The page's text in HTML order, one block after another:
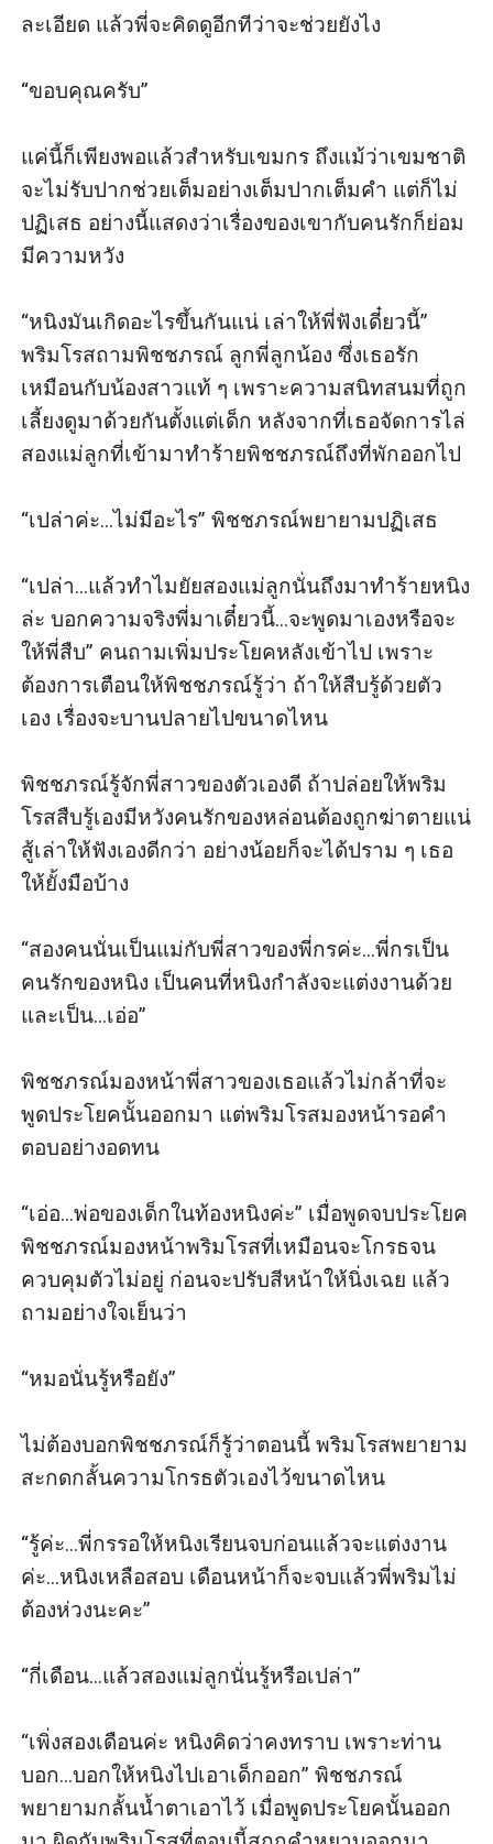
“โอเค...ถึงเวลาที่นังนี่มันต้องชดใช้แล้ว อยากรู้นักว่าเจ้ากร
หน้านังพริมเวลาที่น้องสาวสุดที่กลายเป็นดาราหนังโป๊”
วัชท้วง แม้ว่าเขาจะไม่ใช่คนดีแต่วิธีการที่วิลาสินีจะใช้จัด
การกับพิชชภรณ์นั้น ค่อนข้างรุนแรงไม่น้อย
“มันยังน้อยไปด้วยซํ้า กับสิ่งที่ฉันต้องเสียไป” วิลาสินีพูดด้วย
ความเจ็บใจ และหันไปต่อว่านิวัชอย่างเหลืออด
เอาตอนนี้...นายน่าจะขอบใจฉันถึงจะถูกสิ ที่อุตส่าห์ช่วยให้
มีหนังเรื่องใหม่ออกสู่ตลาดเพิ่มขึ้น...เรื่องแบบนี้นายทําประ
จําอยู่แล้วนี่ นังนี่มันลีลาดีอยู่แล้ว ไม่อย่างงั้นน้องชายฉันคง
ไม่หลงมันหัวปักหัวปำอย่างนี้หรอก”
“นั่นน่ะสิ ่ ...สวย ๆ อวบ ๆ อย่างนี้รับรองขายดี อ้อ...ฉันขอ
คิดของเพื่อนพร้อมกับเสนอตัวเข้าช่วย
รับผิดชอบเองแล้วกัน” นิวัชพูดขึ้น ก่อนจะหันไปสั่งลูกน้อง
ทั้งสามที่ตามเข้ามาให้ไปประจําที่
พิชชภรณ์มองหน้าทุกคนด้วยความสงสัยว่ากําลังพูดถึงเรื่อง
อะไรอยู่ แต่คงไม่ใช่เรื่องดีนักหล่อนรู้สึกกลัวขึ้นมาจับใจ
และดวงตายิงเบิกกว้าง ขึ้นเมื่อชายฉกรรจ์หน้าตาหน้ากลัว
“ปล่อย...จะทําอะไรฉัน” พิชชภรณ์ถามขึ้นมาด้วยความ
หวาดกลัว
ละเอียด แล้วพี่จะคิดดูอีกทีว่าจะช่วยยังไง
“ขอบคุณครับ”
แค่นี้ก็เพียงพอแล้วสําหรับเขมกร ถึงแม้ว่าเขมชาติ
จะไม่รับปากช่วยเต็มอย่างเต็มปากเต็มคํา แต่ก็ไม่
ปฏิเสธ อย่างนี้แสดงว่าเรื่องของเขากับคนรักก็ย่อม
มีความหวัง
“หนิงมันเกิดอะไรขึ้นกันแน่ เล่าให้พี่ฟังเดี๋ยวนี้”
พริมโรสถามพิชชภรณ์ ลูกพี่ลูกน้อง ซึ่งเธอรัก
เหมือนกับน้องสาวแท้ ๆ เพราะความสนิทสนมที่ถูก
เลี้ยงดูมาด้วยกันตั้งแต่เด็ก หลังจากที่เธอจัดการไล่
สองแม่ลูกที่เข้ามาทําร้ายพิชชภรณ์ถึงที่พักออกไป
“เปล่าค่ะ...ไม่มีอะไร” พิชชภรณ์พยายามปฏิเสธ
“เปล่า...แล้วทําไมยัยสองแม่ลูกนั่นถึงมาทําร้ายหนิง
ล่ะ บอกความจริงพี่มาเดี๋ยวนี้...จะพูดมาเองหรือจะ
ให้พี่สืบ” คนถามเพิ่มประโยคหลังเข้าไป เพราะ
ต้องการเตือนให้พิชชภรณ์รู้ว่า ถ้าให้สืบรู้ด้วยตัว
เอง เรื่องจะบานปลายไปขนาดไหน
พิชชภรณ์รู้จักพี่สาวของตัวเองดี ถ้าปล่อยให้พริม
โรสสืบรู้เองมีหวังคนรักของหล่อนต้องถูกฆ่าตายแน่
สู้เล่าให้ฟังเองดีกว่า อย่างน้อยก็จะได้ปราม ๆ เธอ
ให้ยั้งมือบ้าง
“สองคนนั่นเป็นแม่กับพี่สาวของพี่กรค่ะ...พี่กรเป็น
คนรักของหนิง เป็นคนที่หนิงกําลังจะแต่งงานด้วย
และเป็น...เอ่อ”
พิชชภรณ์มองหน้าพี่สาวของเธอแล้วไม่กล้าที่จะ
พูดประโยคนั้นออกมา แต่พริมโรสมองหน้ารอคํา
ตอบอย่างอดทน
“เอ่อ...พ่อของเด็กในท้องหนิงค่ะ” เมื่อพูดจบประโยค
พิชชภรณ์มองหน้าพริมโรสที่เหมือนจะโกรธจน
ควบคุมตัวไม่อยู่ ก่อนจะปรับสีหน้าให้นิ่งเฉย แล้ว
ถามอย่างใจเย็นว่า
“หมอนั่นรู้หรือยัง”
ไม่ต้องบอกพิชชภรณ์ก็รู้ว่าตอนนี้ พริมโรสพยายาม
สะกดกลั้นความโกรธตัวเองไว้ขนาดไหน
“รู้ค่ะ...พี่กรรอให้หนิงเรียนจบก่อนแล้วจะแต่งงาน
ค่ะ...หนิงเหลือสอบ เดือนหน้าก็จะจบแล้วพี่พริมไม่
ต้องห่วงนะคะ”
“กี่เดือน...แล้วสองแม่ลูกนั่นรู้หรือเปล่า”
“เพิ่งสองเดือนค่ะ หนิงคิดว่าคงทราบ เพราะท่าน
บอก...บอกให้หนิงไปเอาเด็กออก” พิชชภรณ์
พยายามกลั้นนํ้าตาเอาไว้ เมื่อพูดประโยคนั้นออก